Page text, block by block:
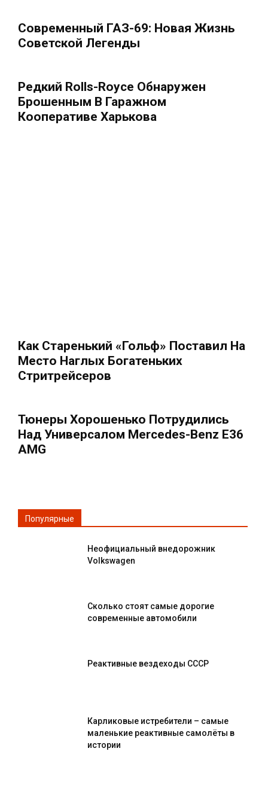
Современный ГАЗ-69: Новая Жизнь
Советской Легенды
Редкий Rolls-Royce Обнаружен
Брошенным В Гаражном
Кооперативе Харькова
Как Старенький «Гольф» Поставил На
Место Наглых Богатеньких
Стритрейсеров
Тюнеры Хорошенько Потрудились
Над Универсалом Mercedes-Benz E36
AMG
Популярные
Неофициальный внедорожник
Volkswagen
Сколько стоят самые дорогие
современные автомобили
Реактивные вездеходы СССР
Карликовые истребители – самые
маленькие реактивные самолёты в
истории